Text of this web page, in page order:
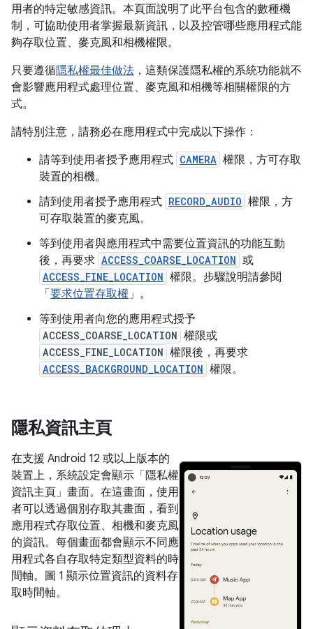
用者的特定敏感資訊。本頁面說明了此平台包含的數種機
制，可協助使用者掌握最新資訊，以及控管哪些應用程式能
夠存取位置、麥克風和相機權限。
只要遵循隱私權最佳做法 ，這類保護隱私權的系統功能就不
會影響應用程式處理位置、麥克風和相機等相關權限的方
式。
請特別注意，請務必在應用程式中完成以下操作：
請等到使用者授予應用程式 CAMERA 權限，方可存取
裝置的相機。
請到使用者授予應用程式 RECORD_AUDIO 權限，方
可存取裝置的麥克風。
等到使用者與應用程式中需要位置資訊的功能互動
後，再要求 ACCESS_COARSE_LOCATION 或
ACCESS_FINE_LOCATION 權限。步驟說明請參閱
「 要求位置存取權」。
等到使用者向您的應用程式授予
ACCESS_COARSE_LOCATION 權限或
ACCESS_FINE_LOCATION 權限後，再要求
ACCESS_BACKGROUND_LOCATION 權限。
隱私資訊主頁
在支援 Android 12 或以上版本的
裝置上，系統設定會顯示「隱私權
資訊主頁」畫面。在這畫面，使用
者可以透過個別存取其畫面，看到
應用程式存取位置、相機和麥克風
的資訊。每個畫面都會顯示不同應
用程式各自存取特定類型資料的時
間軸。圖 1 顯示位置資訊的資料存
取時間軸。